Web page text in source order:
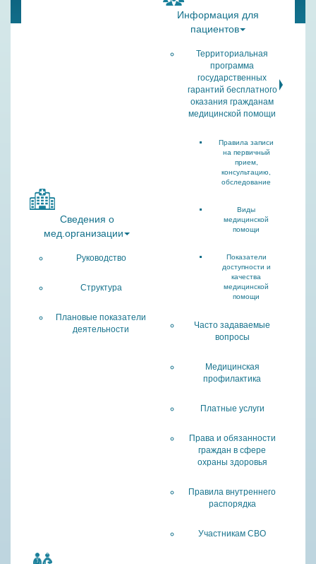
Сведения о
мед.организации
Руководство
Структура
Плановые показатели
деятельности
Информация для
пациентов
Территориальная
программа
государственных
гарантий бесплатного
оказания гражданам
медицинской помощи
Правила записи
на первичный
прием,
консультацию,
обследование
Виды
медицинской
помощи
Показатели
доступности и
качества
медицинской
помощи
Часто задаваемые
вопросы
Медицинская
профилактика
Платные услуги
Права и обязанности
граждан в сфере
охраны здоровья
Правила внутреннего
распорядка
Участникам СВО